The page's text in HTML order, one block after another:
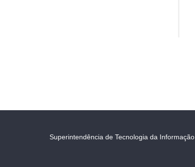
Superintendência de Tecnologia da Informação